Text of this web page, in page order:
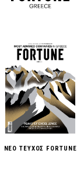
ΝΕΟ ΤΕΥΧΟΣ FORTUNE